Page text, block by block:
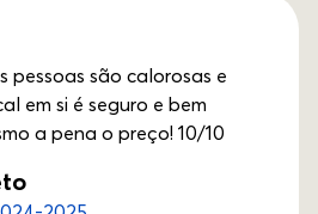
pessoas são calorosas e
em si é seguro e bem
a pena o preço! 10/10